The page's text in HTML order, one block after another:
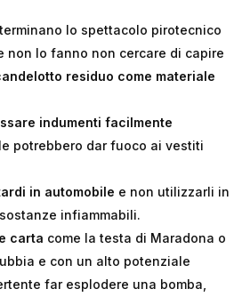
lo spettacolo pirotecnico
non lo fanno non cercare di capire
residuo come materiale
indumenti facilmente
potrebbero dar fuoco ai vestiti
in automobile e non utilizzarli in
infiammabili.
carta come la testa di Maradona o
e con un alto potenziale
far esplodere una bomba,